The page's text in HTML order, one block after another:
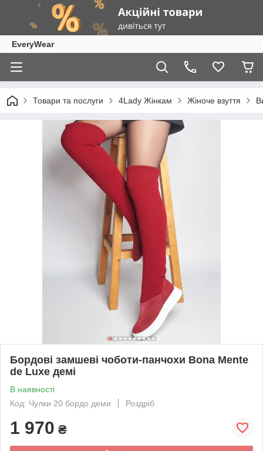
EveryWear
Товари та послуги 4Lady Жінкам Жіноче взуття
Бордові замшеві чоботи-панчохи Bona Mente
de Luxe демі
В наявності
Код: Чулки 20 бордо деми
Роздріб
1 970 ₴